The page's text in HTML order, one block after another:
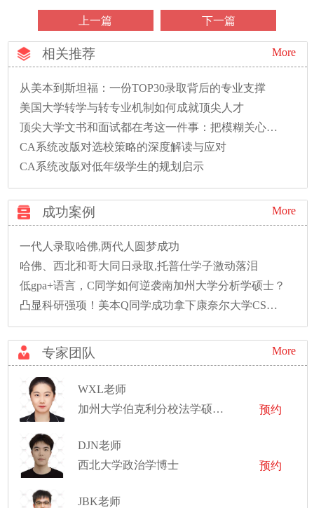
上一篇 下一篇
相关推荐 More
从美本到斯坦福：一份TOP30录取背后的专业支撑
美国大学转学与转专业机制如何成就顶尖人才
顶尖大学文书和面试都在考这一件事：把模糊关心变成精准问题
CA系统改版对选校策略的深度解读与应对
CA系统改版对低年级学生的规划启示
成功案例 More
一代人录取哈佛,两代人圆梦成功
哈佛、西北和哥大同日录取,托普仕学子激动落泪
低gpa+语言，C同学如何逆袭南加州大学分析学硕士？
凸显科研强项！美本Q同学成功拿下康奈尔大学CS硕士录取！
专家团队 More
WXL老师
加州大学伯克利分校法学硕士、校友招生官
预约
DJN老师
西北大学政治学博士
预约
JBK老师